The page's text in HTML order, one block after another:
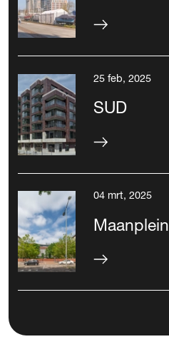
SUD
25 feb, 2025
Maanplein
04 mrt, 2025